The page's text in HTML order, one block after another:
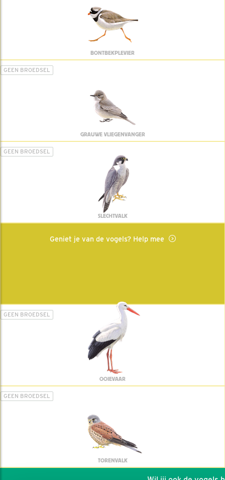
BONTBEKPLEVIER
GEEN BROEDSEL
GRAUWE VLIEGENVANGER
GEEN BROEDSEL
SLECHTVALK
Geniet je van de vogels? Help mee
GEEN BROEDSEL
OOIEVAAR
GEEN BROEDSEL
TORENVALK